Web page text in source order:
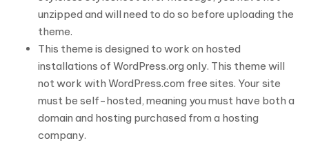
unzipped and will need to do so before uploading the
theme.
This theme is designed to work on hosted
installations of WordPress.org only. This theme will
not work with WordPress.com free sites. Your site
must be self-hosted, meaning you must have both a
domain and hosting purchased from a hosting
company.